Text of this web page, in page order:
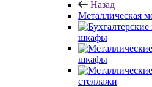
Назад
Металлическая
шкафы
шкафы
стеллажи